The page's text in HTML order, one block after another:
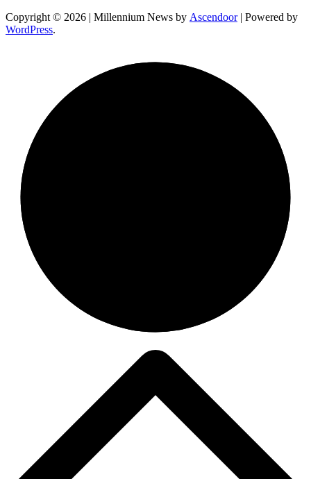
Copyright © 2026 | Millennium News by Ascendoor| Powered by
WordPress.